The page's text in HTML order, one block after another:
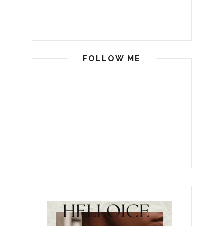
FOLLOW ME